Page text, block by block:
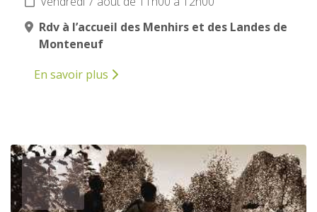
Rdv à l’accueil des Menhirs et des Landes de
Monteneuf
En savoir plus
7
AOÛT
2026